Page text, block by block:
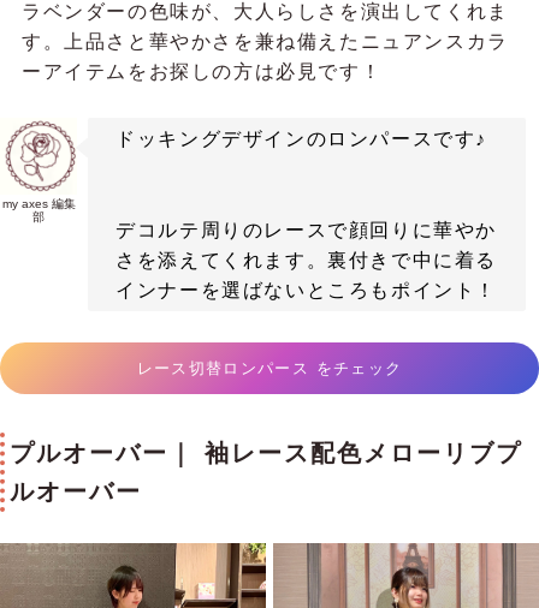
ラベンダーの色味が、大人らしさを演出してくれま
す。上品さと華やかさを兼ね備えたニュアンスカラ
ーアイテムをお探しの方は必見です！
my axes 編集
部
ドッキングデザインのロンパースです♪
デコルテ周りのレースで顔回りに華やか
さを添えてくれます。裏付きで中に着る
インナーを選ばないところもポイント！
レース切替ロンパース をチェック
プルオーバー｜ 袖レース配色メローリブプ
ルオーバー